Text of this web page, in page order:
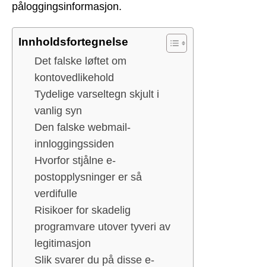
påloggingsinformasjon.
Innholdsfortegnelse
Det falske løftet om
kontovedlikehold
Tydelige varseltegn skjult i
vanlig syn
Den falske webmail-
innloggingssiden
Hvorfor stjålne e-
postopplysninger er så
verdifulle
Risikoer for skadelig
programvare utover tyveri av
legitimasjon
Slik svarer du på disse e-